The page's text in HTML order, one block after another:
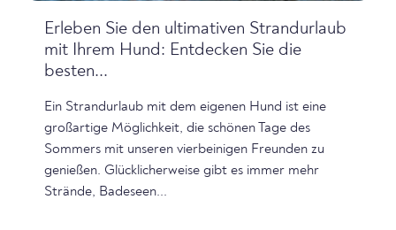
Erleben Sie den ultimativen Strandurlaub
mit Ihrem Hund: Entdecken Sie die
besten...
Ein Strandurlaub mit dem eigenen Hund ist eine
großartige Möglichkeit, die schönen Tage des
Sommers mit unseren vierbeinigen Freunden zu
genießen. Glücklicherweise gibt es immer mehr
Strände, Badeseen...